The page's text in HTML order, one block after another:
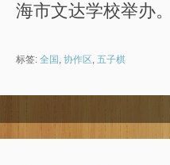
海市文达学校举办。
标签: 全国 , 协作区, 五子棋